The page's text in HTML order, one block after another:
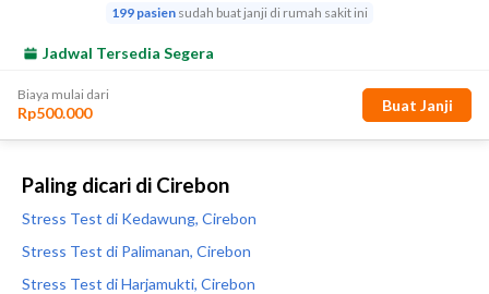
Paling dicari di Cirebon
Stress Test di Kedawung, Cirebon
Stress Test di Palimanan, Cirebon
Stress Test di Harjamukti, Cirebon